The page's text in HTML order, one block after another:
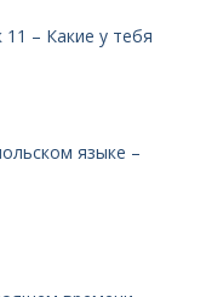
11 – Какие у тебя
языке –